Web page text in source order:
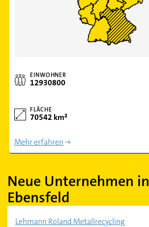
EINWOHNER
12930800
FLÄCHE
70542 km²
Mehr erfahren
Neue Unternehmen in
Ebensfeld
Lehmann Roland Metallrecycling